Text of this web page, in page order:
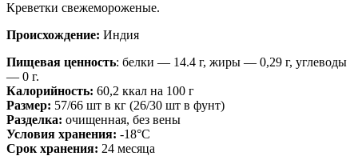
Креветки свежемороженые.
Происхождение: Индия
Пищевая ценность: белки — 14.4 г, жиры — 0,29 г, углеводы
— 0 г.
Калорийность: 60,2 ккал на 100 г
Размер: 57/66 шт в кг (26/30 шт в фунт)
Разделка: очищенная, без вены
Условия хранения: -18°C
Срок хранения: 24 месяца